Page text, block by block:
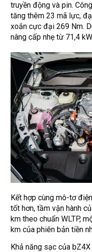
truyền động và pin.
tăng thêm 23 mã lực,
xoắn cực đại 269 Nm.
nâng cấp nhẹ từ 71,4
Kết hợp cùng mô-tơ
tốt hơn, tầm vận hành
km theo chuẩn WLTP,
km của phiên bản tiền
Khả năng sạc của